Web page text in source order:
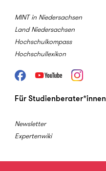
MINT in Niedersachsen
Land Niedersachsen
Hochschulkompass
Hochschullexikon
FacebookYoutube Instagram
Für Studienberater*innen
Newsletter
Expertenwiki